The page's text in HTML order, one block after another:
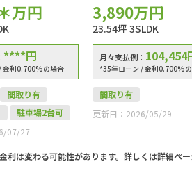
万円
****円
金利0.700%の場合
間取り有
駐車場2台可
07/27
3,890万円
23.54坪 3SLDK
月々支払例： 104,454
*35年ローン / 金利0.700%
間取り有
更新日：2026/05/29
利は変わる可能性があります。 詳しくは詳細ペー